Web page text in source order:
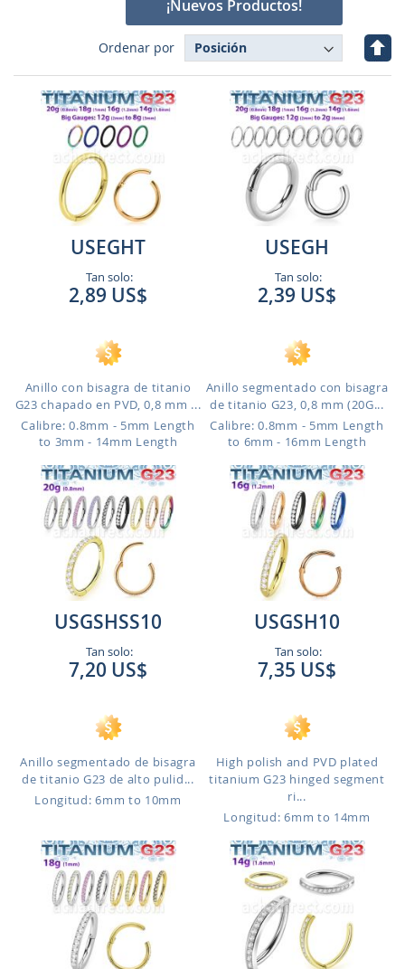
¡Nuevos Productos!
Ordenar por
Fijar
USEGHT
Tan solo:
2,89 US$
Anillo con bisagra de titanio
G23 chapado en PVD, 0,8 mm ...
Calibre: 0.8mm - 5mm Length
to 3mm - 14mm Length
USEGH
Tan solo:
2,39 US$
Anillo segmentado con bisagra
de titanio G23, 0,8 mm (20G...
Calibre: 0.8mm - 5mm Length
to 6mm - 16mm Length
USGSHSS10
Tan solo:
7,20 US$
Anillo segmentado de bisagra
de titanio G23 de alto pulid...
Longitud: 6mm to 10mm
USGSH10
Tan solo:
7,35 US$
High polish and PVD plated
titanium G23 hinged segment
ri...
Longitud: 6mm to 14mm